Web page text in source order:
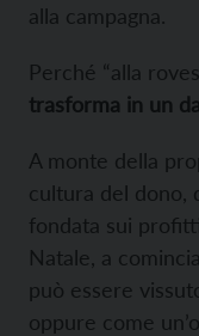
alla campagna.
Perché “alla
trasforma in un
A monte della
cultura del dono,
fondata sui
Natale, a
può essere
oppure come